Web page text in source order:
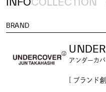
BRAND
アンダーカ
[ ブランド